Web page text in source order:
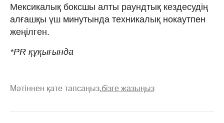
Мексикалық боксшы алты раундтық кездесудің
алғашқы үш минутында техникалық нокаутпен
жеңілген.
*PR құқығында
Мәтіннен қате тапсаңыз,бізге жазыңыз